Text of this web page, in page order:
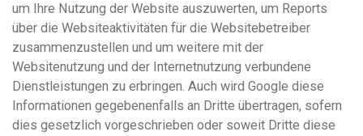
um Ihre Nutzung der Website auszuwerten, um Reports
über die Websiteaktivitäten für die Websitebetreiber
zusammenzustellen und um weitere mit der
Websitenutzung und der Internetnutzung verbundene
Dienstleistungen zu erbringen. Auch wird Google diese
Informationen gegebenenfalls an Dritte übertragen, sofern
dies gesetzlich vorgeschrieben oder soweit Dritte diese